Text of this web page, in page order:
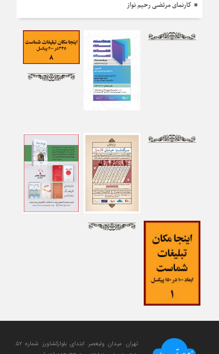
کارنمای مرتضی رحیم نواز
تهران. میدان ولی‎عصر. ابتدای بلوارکشاورز. شماره ۵۲.